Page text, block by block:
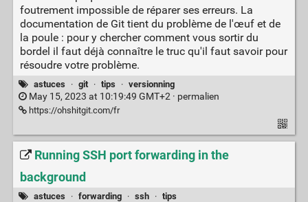
foutrement impossible de réparer ses erreurs. La
documentation de Git tient du problème de l'œuf et de
la poule : pour y chercher comment vous sortir du
bordel il faut déjà connaître le truc qu'il faut savoir pour
résoudre votre problème.
astuces · git · tips · versionning
May 15, 2023 at 10:19:49 GMT+2 · permalien
https://ohshitgit.com/fr
Running SSH port forwarding in the
background
astuces · forwarding · ssh · tips